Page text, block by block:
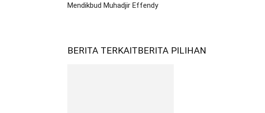
Mendikbud Muhadjir Effendy
BERITA TERKAITBERITA PILIHAN